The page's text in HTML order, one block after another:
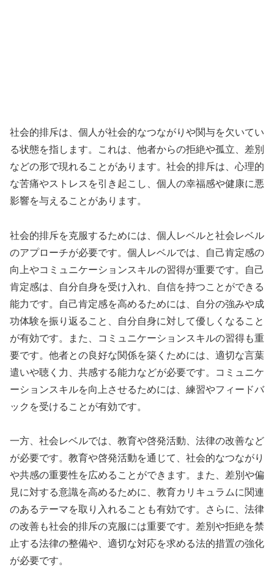
社会的排斥は、個人が社会的なつながりや関与を欠いてい
る状態を指します。これは、他者からの拒絶や孤立、差別
などの形で現れることがあります。社会的排斥は、心理的
な苦痛やストレスを引き起こし、個人の幸福感や健康に悪
影響を与えることがあります。
社会的排斥を克服するためには、個人レベルと社会レベル
のアプローチが必要です。個人レベルでは、自己肯定感の
向上やコミュニケーションスキルの習得が重要です。自己
肯定感は、自分自身を受け入れ、自信を持つことができる
能力です。自己肯定感を高めるためには、自分の強みや成
功体験を振り返ること、自分自身に対して優しくなること
が有効です。また、コミュニケーションスキルの習得も重
要です。他者との良好な関係を築くためには、適切な言葉
遣いや聴く力、共感する能力などが必要です。コミュニケ
ーションスキルを向上させるためには、練習やフィードバ
ックを受けることが有効です。
一方、社会レベルでは、教育や啓発活動、法律の改善など
が必要です。教育や啓発活動を通じて、社会的なつながり
や共感の重要性を広めることができます。また、差別や偏
見に対する意識を高めるために、教育カリキュラムに関連
のあるテーマを取り入れることも有効です。さらに、法律
の改善も社会的排斥の克服には重要です。差別や拒絶を禁
止する法律の整備や、適切な対応を求める法的措置の強化
が必要です。